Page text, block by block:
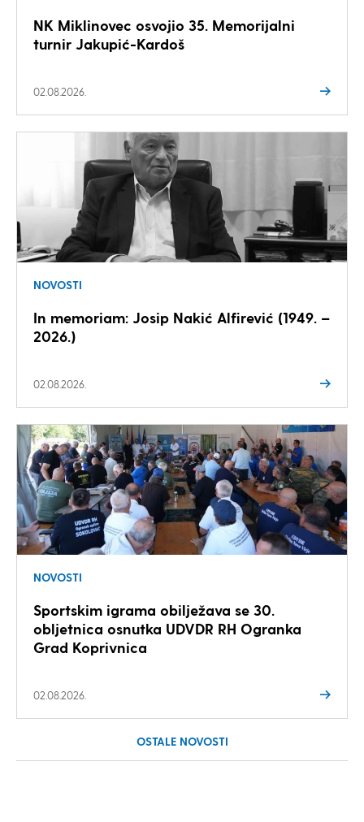
NK Miklinovec osvojio 35. Memorijalni
turnir Jakupić-Kardoš
02.08.2026.
NOVOSTI
In memoriam: Josip Nakić Alfirević (1949. –
2026.)
02.08.2026.
NOVOSTI
Sportskim igrama obilježava se 30.
obljetnica osnutka UDVDR RH Ogranka
Grad Koprivnica
02.08.2026.
OSTALE NOVOSTI